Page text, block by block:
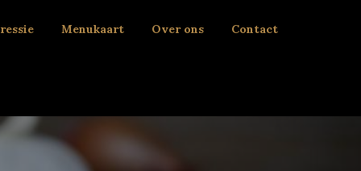
Menukaart Over ons Contact